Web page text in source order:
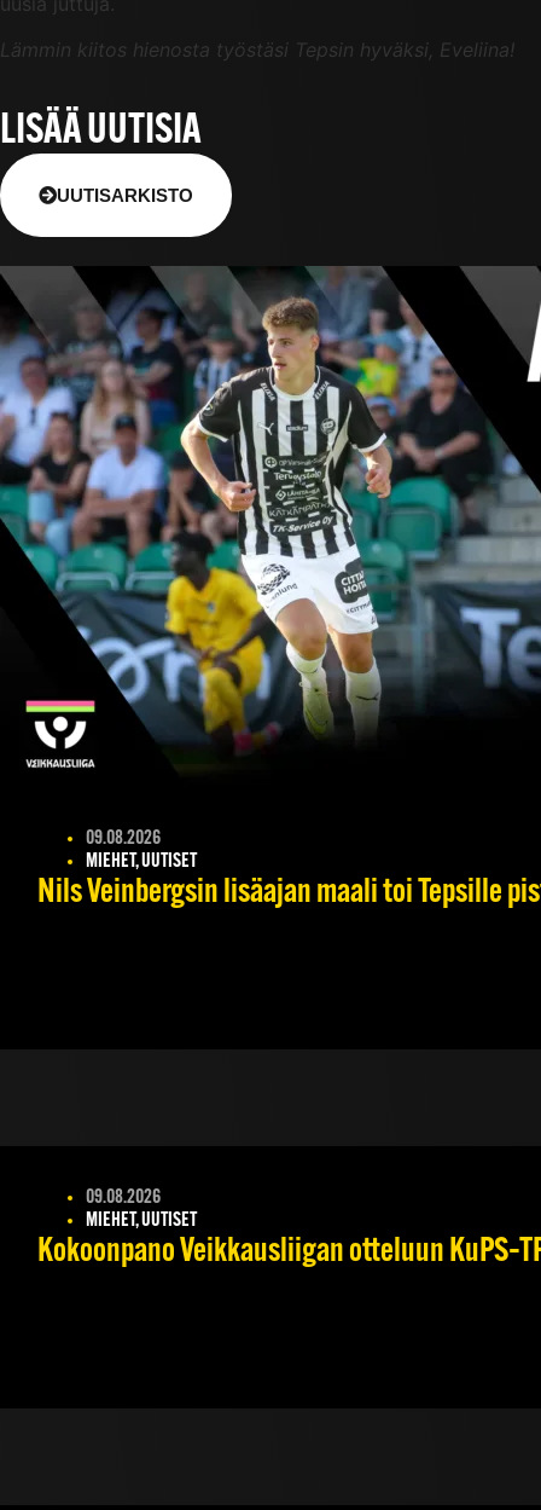
Lämmin kiitos hienosta työstäsi Tepsin hyväksi, Eveliina!
LISÄÄ UUTISIA
UUTISARKISTO
09.08.2026
MIEHET, UUTISET
Nils Veinbergsin lisäajan maali toi Tepsille
09.08.2026
MIEHET, UUTISET
Kokoonpano Veikkausliigan otteluun